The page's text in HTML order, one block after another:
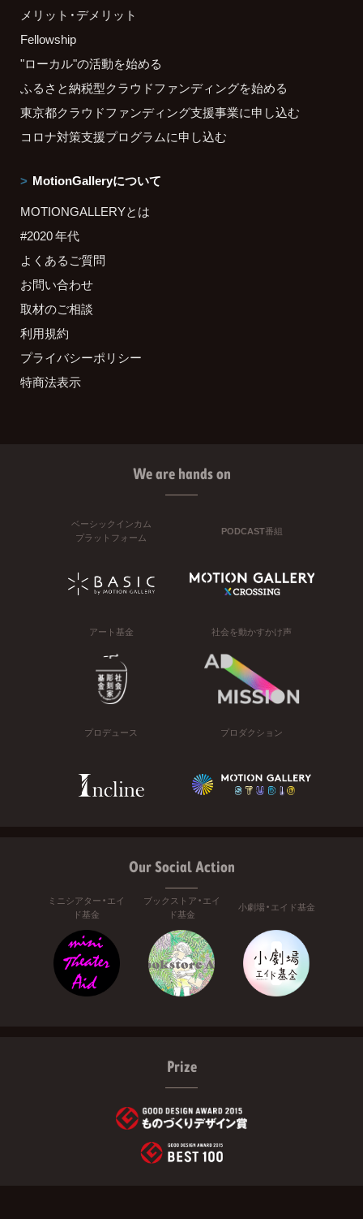
メリット・デメリット
Fellowship
"ローカル"の活動を始める
ふるさと納税型クラウドファンディングを始める
東京都クラウドファンディング支援事業に申し込む
コロナ対策支援プログラムに申し込む
MotionGalleryについて
MOTIONGALLERYとは
#2020 年代
よくあるご質問
お問い合わせ
取材のご相談
利用規約
プライバシーポリシー
特商法表示
We are hands on
ベーシックインカム
プラットフォーム
PODCAST番組
アート基金 社会を動かすかけ声
プロデュース プロダクション
Our Social Action
ミニシアター・エイ
ド基金
ブックストア・エイ
ド基金
小劇場・エイド基金
Prize